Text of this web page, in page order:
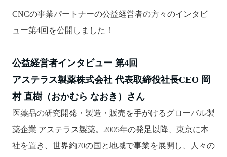
CNCの事業パートナーの公益経営者の方々のインタビ
ュー第4回を公開しました！
公益経営者インタビュー 第4回
アステラス製薬株式会社 代表取締役社長CEO 岡
村 直樹（おかむら なおき）さん
医薬品の研究開発・製造・販売を手がけるグローバル製
薬企業 アステラス製薬。2005年の発足以降、東京に本
社を置き、世界約70の国と地域で事業を展開し、人々の